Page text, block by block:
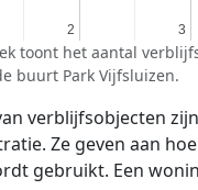
2
2 3
3
toont het aantal
buurt Park Vijfsluizen.
verblijfsobjecten
Ze geven aan
gebruikt. Een